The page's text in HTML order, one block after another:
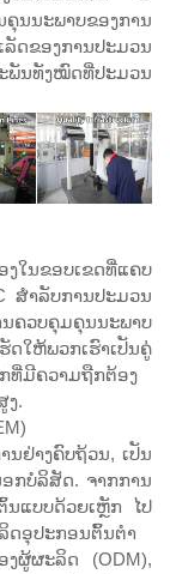
ນະພາບຂອງການ
ຂອງການປະມວນ
ພັນທັງໝົດທີ່ປະມວນ
ໃນຂອບເຂດທີ່ແຄບ
ສຳລັບການປະມວນ
ວບຄຸມຄຸນນະພາບ
ໃຫ້ພວກເຮົາເປັນຄູ່
ທີ່ມີຄວາມຖືກຕ້ອງ
ງ.
ນຢ່າງຄົບຖ້ວນ, ເປັນ
ກບໍລິສັດ. ຈາກການ
ແບບດ້ວຍເຫຼັກ ໄປ
ດອຸປະກອນຕົ້ນຕຳ
ຜູ້ຜະລິດ (ODM),